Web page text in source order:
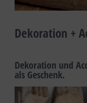
Dekoration +
Dekoration und
als Geschenk.